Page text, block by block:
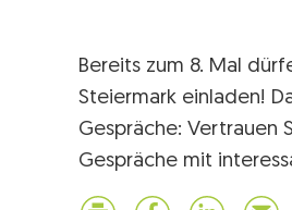
Bereits zum 8. Mal
Steiermark einladen!
Gespräche: Vertrauen
Gespräche mit